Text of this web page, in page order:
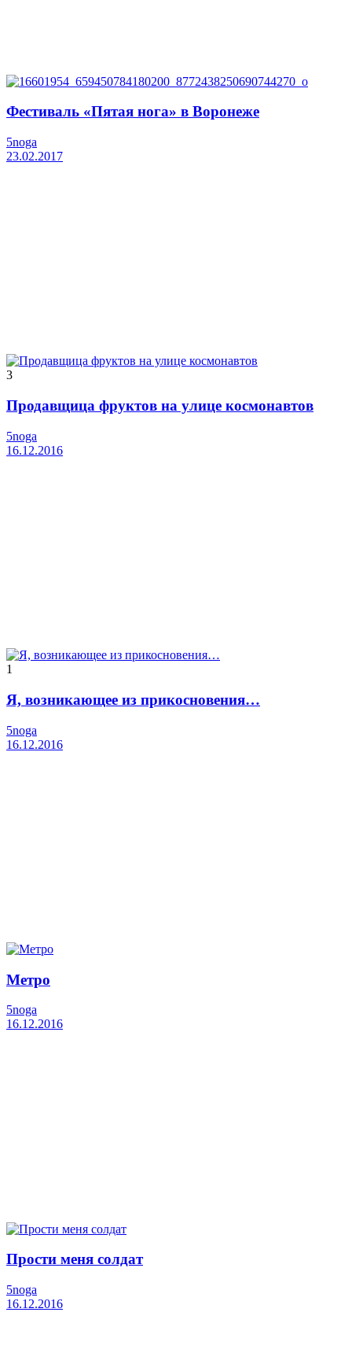
Фестиваль «Пятая нога» в Воронеже
5noga
23.02.2017
3
Продавщица фруктов на улице космонавтов
5noga
16.12.2016
1
Я, возникающее из прикосновения…
5noga
16.12.2016
Метро
5noga
16.12.2016
Прости меня солдат
5noga
16.12.2016